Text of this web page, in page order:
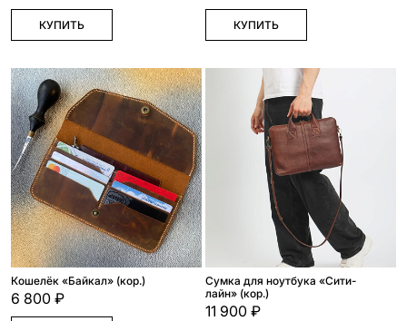
КУПИТЬ КУПИТЬ
Кошелёк «Байкал» (кор.)
6 800 ₽
Сумка для ноутбука «Сити-
лайн» (кор.)
11 900 ₽